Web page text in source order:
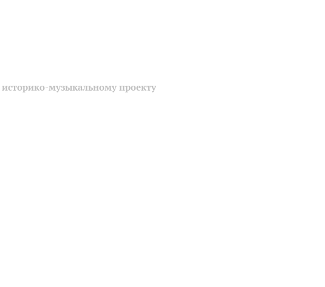
музыкальному проекту